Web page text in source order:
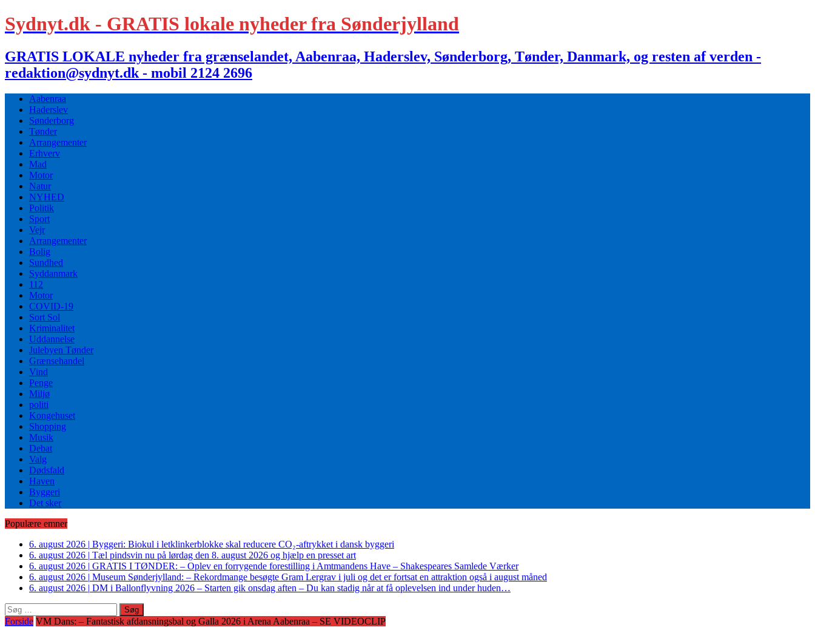
Sydnyt.dk - GRATIS lokale nyheder fra Sønderjylland
GRATIS LOKALE nyheder fra grænselandet, Aabenraa, Haderslev, Sønderborg, Tønder, Danmark, og resten af verden -
redaktion@sydnyt.dk - mobil 2124 2696
Aabenraa
Haderslev
Sønderborg
Tønder
Arrangementer
Erhverv
Mad
Motor
Natur
NYHED
Politik
Sport
Vejr
Arrangementer
Bolig
Sundhed
Syddanmark
112
Motor
COVID-19
Sort Sol
Kriminalitet
Uddannelse
Julebyen Tønder
Grænsehandel
Vind
Penge
Miljø
politi
Kongehuset
Shopping
Musik
Debat
Valg
Dødsfald
Haven
Byggeri
Det sker
Populære emner
6. august 2026 | Byggeri: Biokul i letklinkerblokke skal reducere CO₂-aftrykket i dansk byggeri
6. august 2026 | Tæl pindsvin nu på lørdag den 8. august 2026 og hjælp en presset art
6. august 2026 | GRATIS I TØNDER: – Oplev en forrygende forestilling i Amtmandens Have – Shakespeares Samlede Værker
6. august 2026 | Museum Sønderjylland: – Rekordmange besøgte Gram Lergrav i juli og det er fortsat en attraktion også i august måned
6. august 2026 | DM i Ballonflyvning 2026 – Starten gik onsdag aften – Du kan stadig når at få oplevelsen ind under huden…
Søg
efter:
Forside VM Dans: – Fantastisk afdansningsbal og Galla 2026 i Arena Aabenraa – SE VIDEOCLIP